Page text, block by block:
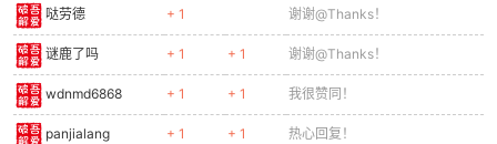
哒劳德 + 1 谢谢@Thanks！
谜鹿了吗 + 1 + 1 谢谢@Thanks！
wdnmd6868 + 1 + 1 我很赞同！
panjialang + 1 + 1 热心回复！